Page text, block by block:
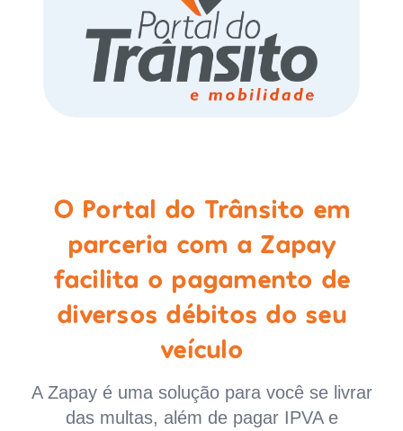
O Portal do Trânsito em
parceria com a Zapay
facilita o pagamento de
diversos débitos do seu
veículo
A Zapay é uma solução para você se livrar
das multas, além de pagar IPVA e